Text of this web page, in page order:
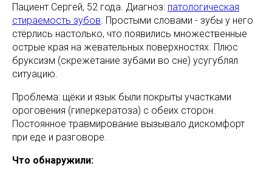
Пациент Сергей, 52 года. Диагноз: патологическая
стираемость зубов . Простыми словами - зубы у него
стёрлись настолько, что появились множественные
острые края на жевательных поверхностях. Плюс
бруксизм (скрежетание зубами во сне) усугублял
ситуацию.
Проблема: щёки и язык были покрыты участками
ороговения (гиперкератоза) с обеих сторон.
Постоянное травмирование вызывало дискомфорт
при еде и разговоре.
Что обнаружили: